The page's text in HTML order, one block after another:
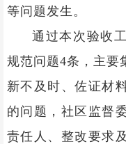
等问题发生。
通过本次验收
规范问题4条，主要
新不及时、佐证材
的问题，社区监督
责任人、整改要求